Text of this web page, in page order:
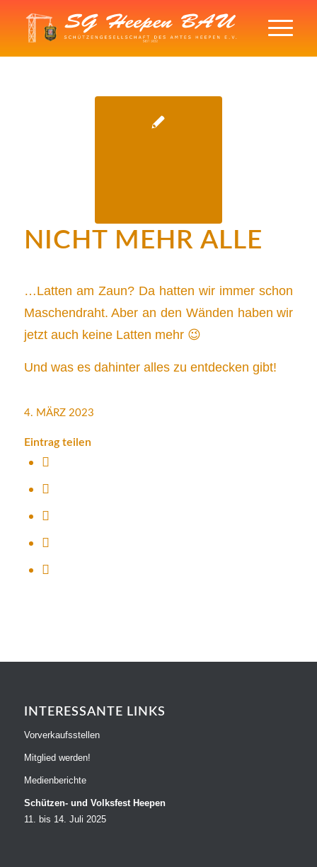
NICHT MEHR ALLE
…Latten am Zaun? Da hatten wir immer schon
Maschendraht. Aber an den Wänden haben wir
jetzt auch keine Latten mehr 😉
Und was es dahinter alles zu entdecken gibt!
4. MÄRZ 2023
Eintrag teilen
INTERESSANTE LINKS
Vorverkaufsstellen
Mitglied werden!
Medienberichte
Schützen- und Volksfest Heepen
11. bis 14. Juli 2025